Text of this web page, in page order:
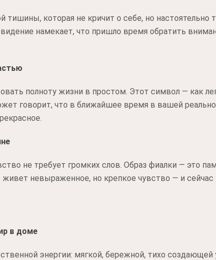
которая не кричит о себе, но настоятельно
намекает, что пришло время обратить
полноту жизни в простом. Этот символ — как
говорит, что в ближайшее время в вашей
не требует громких слов. Образ фиалки — это
невыраженное, но крепкое чувство — и сейчас
в доме
энергии: мягкой, бережной, тихо создающей